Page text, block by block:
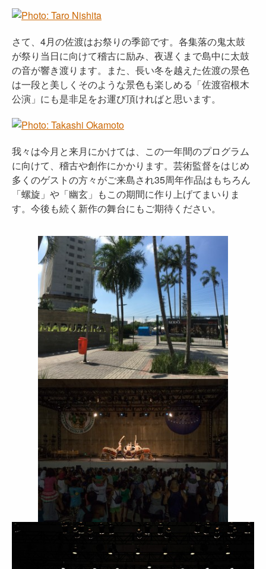
さて、4月の佐渡はお祭りの季節です。各集落の鬼太鼓
が祭り当日に向けて稽古に励み、夜遅くまで島中に太鼓
の音が響き渡ります。また、長い冬を越えた佐渡の景色
は一段と美しくそのような景色も楽しめる「佐渡宿根木
公演」にも是非足をお運び頂ければと思います。
我々は今月と来月にかけては、この一年間のプログラム
に向けて、稽古や創作にかかります。芸術監督をはじめ
多くのゲストの方々がご来島され35周年作品はもちろん
「螺旋」や「幽玄」もこの期間に作り上げてまいりま
す。今後も続く新作の舞台にもご期待ください。